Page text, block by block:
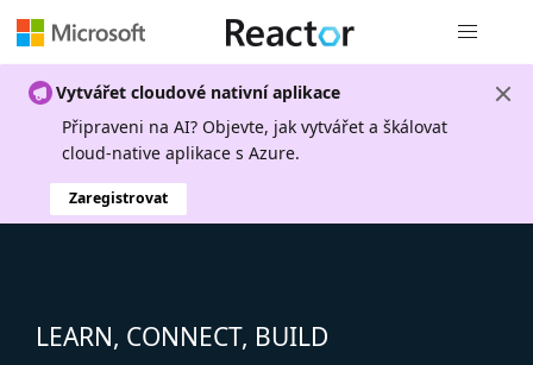
Vytvářet cloudové nativní aplikace
Připraveni na AI? Objevte, jak vytvářet a škálovat
cloud-native aplikace s Azure.
Zaregistrovat
LEARN, CONNECT, BUILD